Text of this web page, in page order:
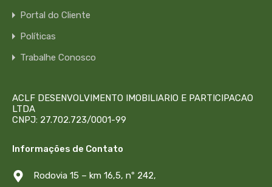
Portal do Cliente
Políticas
Trabalhe Conosco
ACLF DESENVOLVIMENTO IMOBILIARIO E PARTICIPACAO
LTDA
CNPJ: 27.702.723/0001-99
Informações de Contato
Rodovia 15 – km 16,5, nº 242,